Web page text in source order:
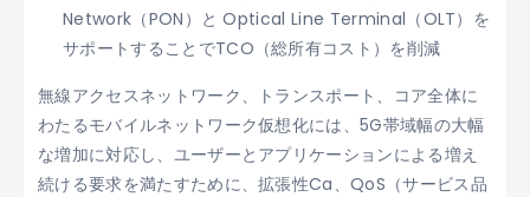
Network（PON）と Optical Line Terminal（OLT）を
サポートすることでTCO（総所有コスト）を削減
無線アクセスネットワーク、トランスポート、コア全体に
わたるモバイルネットワーク仮想化には、5G帯域幅の大幅
な増加に対応し、ユーザーとアプリケーションによる増え
続ける要求を満たすために、拡張性Ca、QoS（サービス品